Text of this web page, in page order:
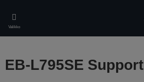
main
content
Valikko
EB-L795SE Support